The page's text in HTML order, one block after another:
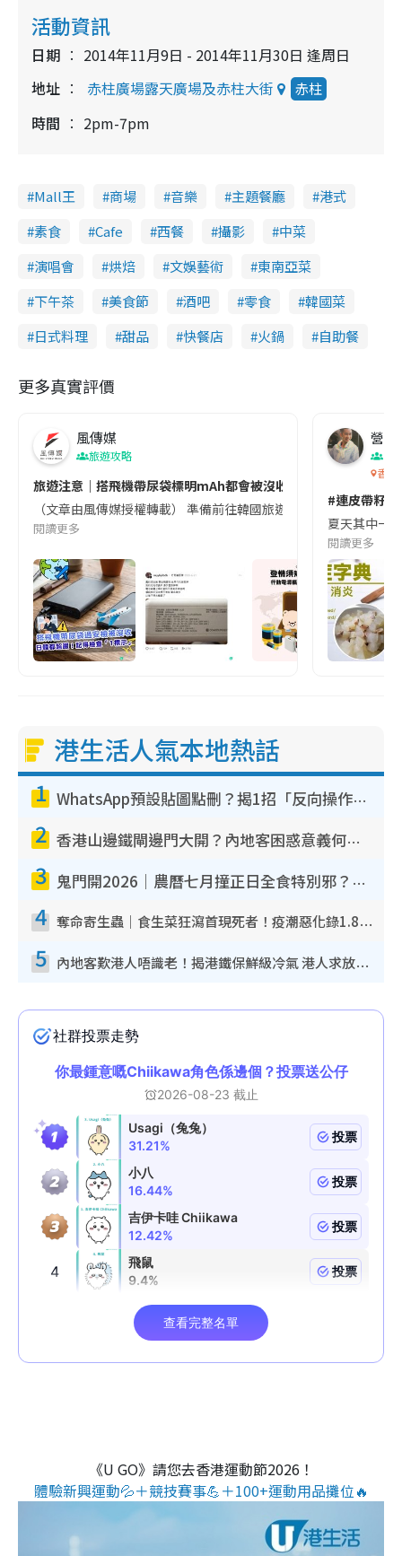
活動資訊
日期
2014年11月9日 - 2014年11月30日 逢周日
地址
赤柱廣場露天廣場及赤柱大街 赤柱
時間 2pm-7pm
Mall王 商場 音樂 主題餐廳
港式
素食
Cafe 西餐 攝影
中菜
演唱會
烘焙 文娛藝術
東南亞菜
下午茶
美食節 酒吧 零食
韓國菜
日式料理
甜品 快餐店 火鍋 自助餐
更多真實評價
風傳媒
旅遊攻略
旅遊注意｜搭飛機帶尿袋標明mAh都會被沒收😱出發前切記檢查
（文章由風傳媒授權轉載） 準備前往韓國旅遊的民眾，近期要
閱讀更多
營養
香港
#連皮帶籽
夏天其中一
閱讀更多
港生活人氣本地熱話
1 WhatsApp預設貼圖點刪？揭1招「反向操作」還原簡潔介面 附3步實測教學
2 香港山邊鐵閘邊門大開？內地客困惑意義何在！網民神回覆：呢種叫法理性防禦
3 鬼門開2026｜農曆七月撞正日全食特別邪？專家警告切忌做一事！揭4大禁忌+2招保平安
4 奪命寄生蟲｜食生菜狂瀉首現死者！疫潮惡化錄1.8萬宗病例 揭洗菜3大謬誤
5 內地客歎港人唔識老！揭港鐵保鮮級冷氣 港人求放過：咪投訴
《U GO》請您去香港運動節2026！
體驗新興運動💦＋競技賽事💪＋100+運動用品攤位🔥